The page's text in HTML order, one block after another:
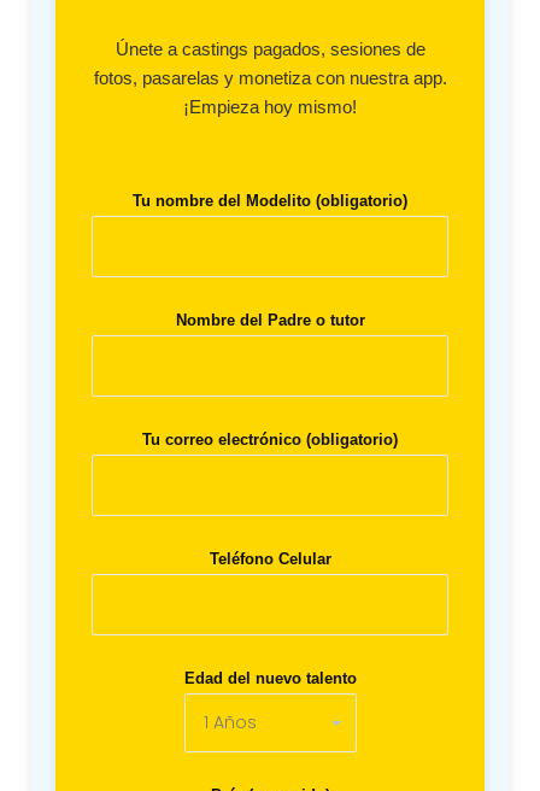
Únete a castings pagados, sesiones de
fotos, pasarelas y monetiza con nuestra app.
¡Empieza hoy mismo!
Tu nombre del Modelito (obligatorio)
Nombre del Padre o tutor
Tu correo electrónico (obligatorio)
Teléfono Celular
Edad del nuevo talento